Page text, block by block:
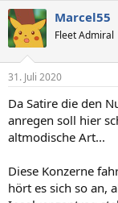
k
t
i
e
:
Marcel55
Fleet Admiral
31. Juli 2020
Da Satire die den
anregen soll hier
altmodische Art...
Diese Konzerne
hört es sich so an,